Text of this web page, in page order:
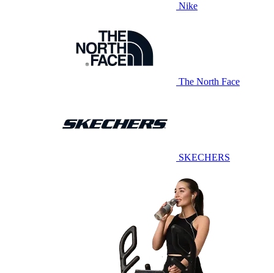
Nike
The North Face
SKECHERS